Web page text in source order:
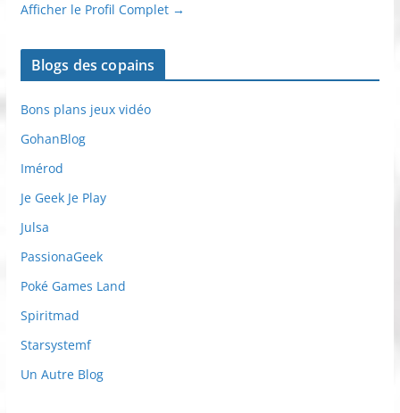
Afficher le Profil Complet →
Blogs des copains
Bons plans jeux vidéo
GohanBlog
Imérod
Je Geek Je Play
Julsa
PassionaGeek
Poké Games Land
Spiritmad
Starsystemf
Un Autre Blog